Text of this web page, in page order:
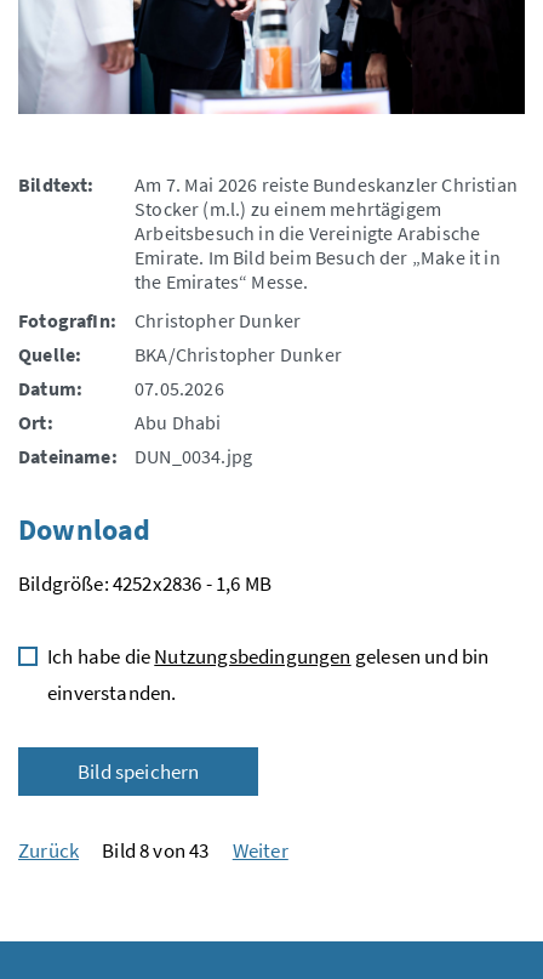
Bildtext:
Am 7. Mai 2026 reiste Bundeskanzler Christian
Stocker (m.l.) zu einem mehrtägigem
Arbeitsbesuch in die Vereinigte Arabische
Emirate. Im Bild beim Besuch der „Make it in
the Emirates“ Messe.
FotografIn:
Christopher Dunker
Quelle:
BKA/Christopher Dunker
Datum:
07.05.2026
Ort:
Abu Dhabi
Dateiname:
DUN_0034.jpg
Download
Bildgröße: 4252x2836 - 1,6 MB
Ich habe dieNutzungsbedingungen gelesen und bin
einverstanden.
Bild speichern
Zurück Bild 8 von 43 Weiter